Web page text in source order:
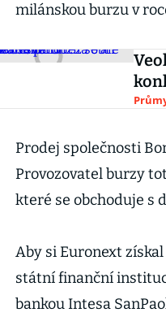
milánskou burzu v
Prodej společnosti
Provozovatel burzy
které se obchoduje s
Aby si Euronext
státní finanční
bankou Intesa